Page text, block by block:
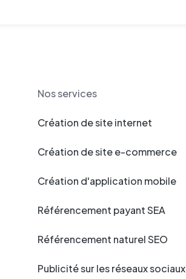
Nos services
Création de site internet
Création de site e-commerce
Création d'application mobile
Référencement payant SEA
Référencement naturel SEO
Publicité sur les réseaux sociaux